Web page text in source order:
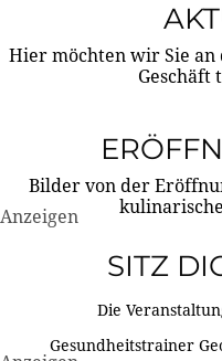
Hier möchten wir Sie an
Geschäft
Bilder von der
Anzeigen
SITZ
Die
Gesundheitstrainer